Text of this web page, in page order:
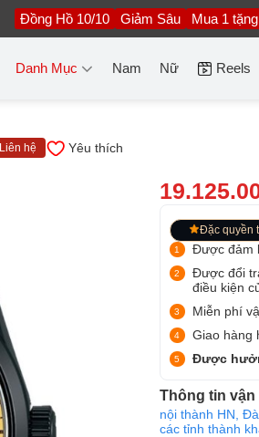
Đồng Hồ 10/10 Giảm Sâu Mua 1
Danh Mục Nam Nữ Reels
Liên hệ Yêu thích
Đặc quyền
Được đảm
Được đổi
điều kiện
Miễn phí
Giao hàng
Được
Thông tin vận
nội thành HN,
các tỉnh thành